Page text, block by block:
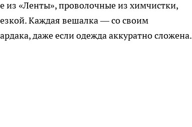
«Ленты», проволочные из химчистки,
Каждая вешалка — со своим
даже если одежда аккуратно сложена.